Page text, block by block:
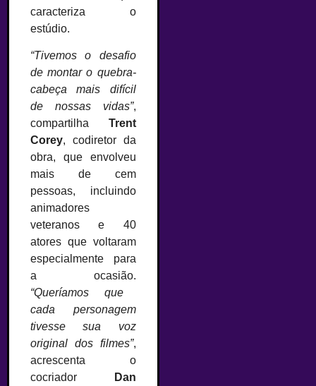
caracteriza o
estúdio.
“Tivemos o desafio
de montar o quebra-
cabeça mais difícil
de nossas vidas”,
compartilha Trent
Corey, codiretor da
obra, que envolveu
mais de cem
pessoas, incluindo
animadores
veteranos e 40
atores que voltaram
especialmente para
a ocasião.
“Queríamos que
cada personagem
tivesse sua voz
original dos filmes”,
acrescenta o
cocriador
Dan